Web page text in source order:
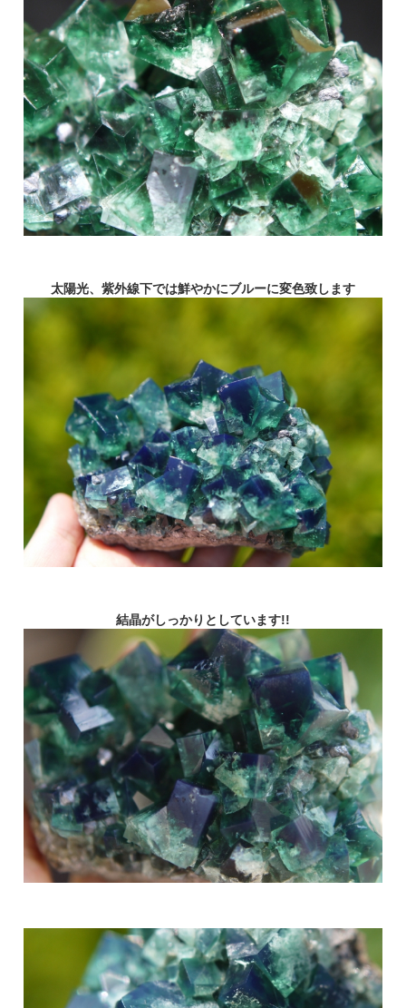
太陽光、紫外線下では鮮やかにブルーに変色致します
結晶がしっかりとしています!!